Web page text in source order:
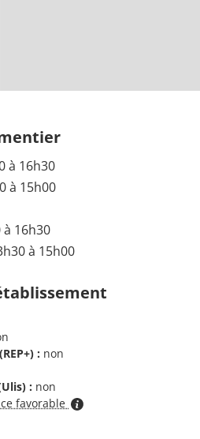
à 16h30
à 15h00
à 16h30
à 15h00
: non
: non
favorable